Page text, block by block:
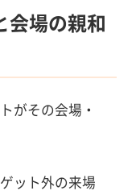
会場の親和
がその会場・
ット外の来場